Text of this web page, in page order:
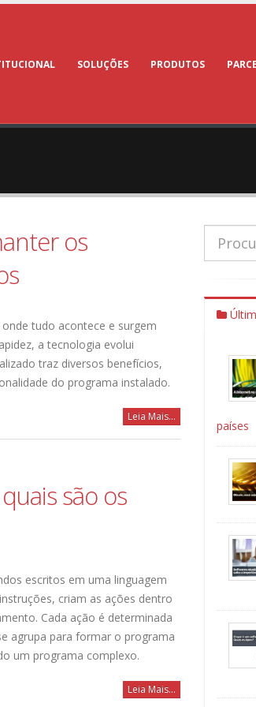
SOLUÇÕES PRODUTOS
os
tudo acontece e surgem
a tecnologia evolui
traz diversos benefícios,
do programa instalado.
Leia Mais...
são os
escritos em uma linguagem
criam as ações dentro
Cada ação é determinada
agrupa para formar o programa
um programa complexo.
Leia Mais...
países